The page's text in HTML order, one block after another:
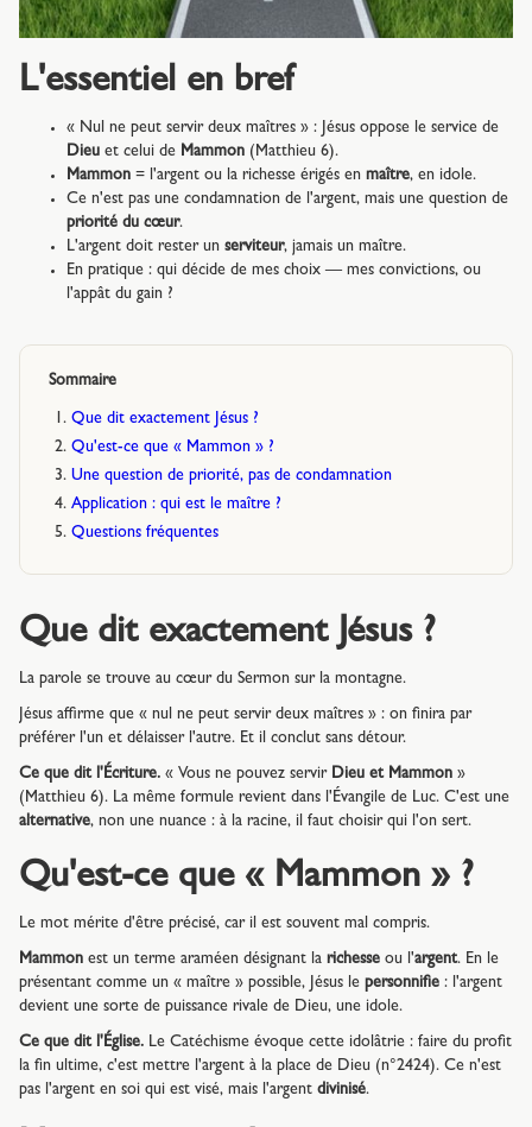
L'essentiel en bref
« Nul ne peut servir deux maîtres » : Jésus oppose le service de
Dieu et celui de Mammon (Matthieu 6).
Mammon = l'argent ou la richesse érigés en maître, en idole.
Ce n'est pas une condamnation de l'argent, mais une question de
priorité du cœur.
L'argent doit rester un serviteur, jamais un maître.
En pratique : qui décide de mes choix — mes convictions, ou
l'appât du gain ?
Sommaire
Que dit exactement Jésus ?
Qu'est-ce que « Mammon » ?
Une question de priorité, pas de condamnation
Application : qui est le maître ?
Questions fréquentes
Que dit exactement Jésus ?
La parole se trouve au cœur du Sermon sur la montagne.
Jésus affirme que « nul ne peut servir deux maîtres » : on finira par
préférer l'un et délaisser l'autre. Et il conclut sans détour.
Ce que dit l'Écriture. « Vous ne pouvez servir Dieu et Mammon »
(Matthieu 6). La même formule revient dans l'Évangile de Luc. C'est une
alternative, non une nuance : à la racine, il faut choisir qui l'on sert.
Qu'est-ce que « Mammon » ?
Le mot mérite d'être précisé, car il est souvent mal compris.
Mammon est un terme araméen désignant la richesse ou l'argent. En le
présentant comme un « maître » possible, Jésus le personnifie : l'argent
devient une sorte de puissance rivale de Dieu, une idole.
Ce que dit l'Église. Le Catéchisme évoque cette idolâtrie : faire du profit
la fin ultime, c'est mettre l'argent à la place de Dieu (n°2424). Ce n'est
pas l'argent en soi qui est visé, mais l'argent divinisé.